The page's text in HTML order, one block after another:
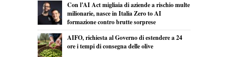
Con l’AI Act migliaia di aziende a rischio multe
milionarie, nasce in Italia Zero to AI
formazione contro brutte sorprese
AIFO, richiesta al Governo di estendere a 24
ore i tempi di consegna delle olive